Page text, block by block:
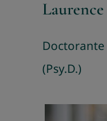
(Psy.D.)